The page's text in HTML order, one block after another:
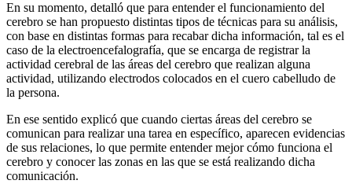
En su momento, detalló que para entender el funcionamiento del
cerebro se han propuesto distintas tipos de técnicas para su análisis,
con base en distintas formas para recabar dicha información, tal es el
caso de la electroencefalografía, que se encarga de registrar la
actividad cerebral de las áreas del cerebro que realizan alguna
actividad, utilizando electrodos colocados en el cuero cabelludo de
la persona.
En ese sentido explicó que cuando ciertas áreas del cerebro se
comunican para realizar una tarea en específico, aparecen evidencias
de sus relaciones, lo que permite entender mejor cómo funciona el
cerebro y conocer las zonas en las que se está realizando dicha
comunicación.